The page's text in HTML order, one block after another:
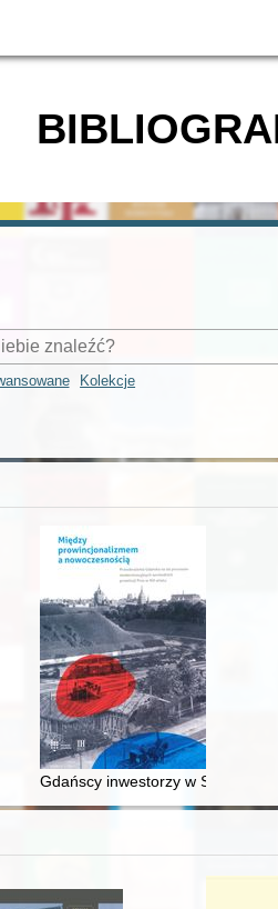
Kolekcje
w XVI-wiecznej
Gdańscy inwestorzy w Sopocie :